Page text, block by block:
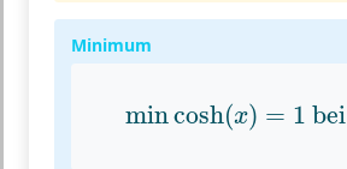
Minimum
mincosh(x) = 1 bei
min cosh (x 1 bei